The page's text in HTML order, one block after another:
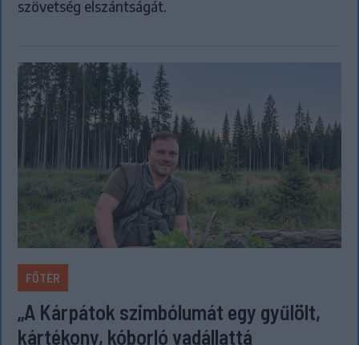
szövetség elszántságát.
FŐTÉR
„A Kárpátok szimbólumát egy gyűlölt,
kártékony, kóborló vadállattá